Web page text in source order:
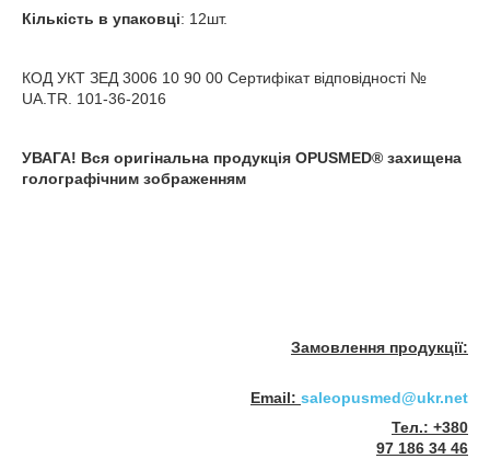
Кількість в упаковці: 12шт.
КОД УКТ ЗЕД 3006 10 90 00 Сертифікат відповідності №
UA.TR. 101-36-2016
УВАГА! Вся оригінальна продукція OPUSMED® захищена
голографічним зображенням
Замовлення продукції:
Email: saleopusmed@ukr.net
Тел.: +380
97 186 34 46